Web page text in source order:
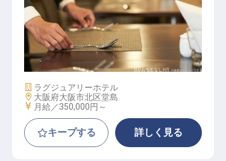
バーテンダースーパーバイザー
施設業態
ラグジュアリーホテル
勤務地
大阪府大阪市北区堂島
給与
月給／350,000円～
キープする 詳しく見る